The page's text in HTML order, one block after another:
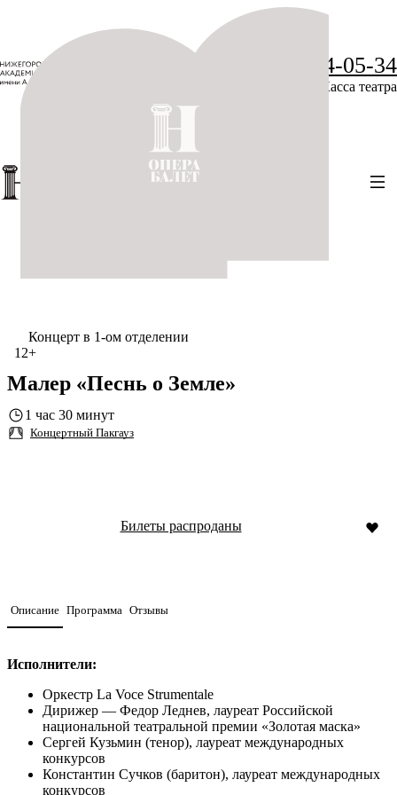
+7 (831) 234-05-34
Касса театра
Концерт в 1-ом отделении
12+
Малер «Песнь о Земле»
1 час 30 минут
Концертный Пакгауз
Билеты распроданы
Описание Программа Отзывы
Исполнители:
Оркестр La Voce Strumentale
Дирижер — Федор Леднев, лауреат Российской
национальной театральной премии «Золотая маска»
Сергей Кузьмин (тенор), лауреат международных
конкурсов
Константин Сучков (баритон), лауреат международных
конкурсов